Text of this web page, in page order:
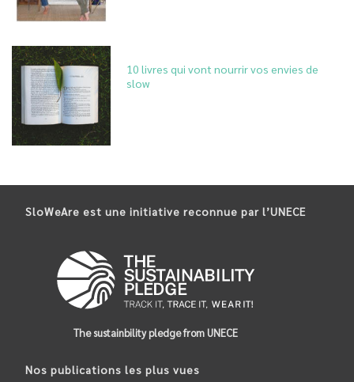
10 livres qui vont nourrir vos envies de
slow
SloWeAre est une initiative reconnue par l’UNECE
The sustainbility pledge from UNECE
Nos publications les plus vues